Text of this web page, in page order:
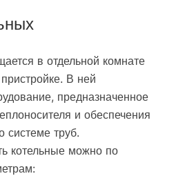
в отдельной комнате
В ней
предназначенное
и обеспечения
системе труб.
котельные можно по